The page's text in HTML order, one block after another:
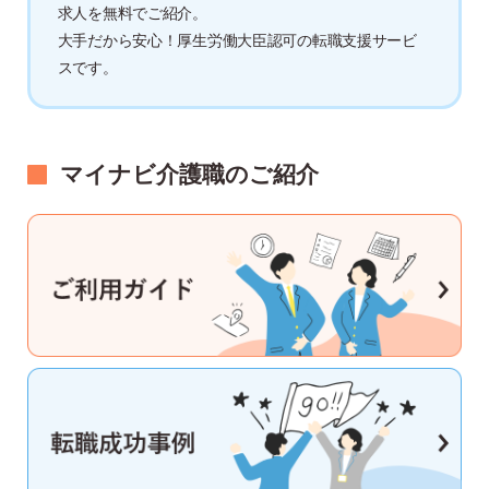
求人を無料でご紹介。
大手だから安心！厚生労働大臣認可の転職支援サービ
スです。
マイナビ介護職のご紹介